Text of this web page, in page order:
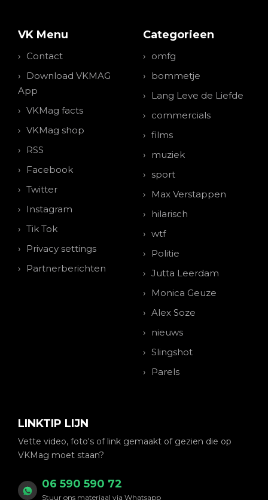
VK Menu
Contact
Download VKMAG
App
VKMag facts
VKMag shop
RSS
Facebook
Twitter
Instagram
Tik Tok
Privacy settings
Partnerberichten
Categorieen
omfg
bommetje
Lang Leve de Liefde
commercials
films
muziek
sport
Max Verstappen
hilarisch
wtf
Politie
Jutta Leerdam
Monica Geuze
Alex Soze
nieuws
Slingshot
Parels
LINKTIP LIJN
Vette video, foto's of link gemaakt of gezien die op
VKMag moet staan?
06 590 590 72
Stuur ons materiaal via Whatsapp